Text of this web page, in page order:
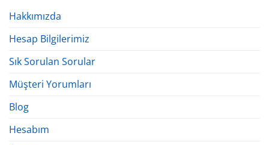
Hakkımızda
Hesap Bilgilerimiz
Sık Sorulan Sorular
Müşteri Yorumları
Blog
Hesabım